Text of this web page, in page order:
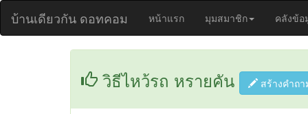
บ้านเดียวกัน ดอทคอม หน้าแรก มุมสมาชิก คลังข้อ
วิธีไหว้รถ หรายคัน สร้างคำถา